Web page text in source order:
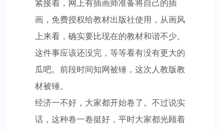
紧接着，网上有插画师准备将自己的插
画，免费授权给教材出版社使用，从画风
上来看，确实要比现在的教材和谐不少。
这件事应该还没完，等等看有没有更大的
瓜吧。前段时间知网被锤，这次人教版教
材被锤。
经济一不好，大家都开始卷了。不过说实
话，这种卷一卷挺好，平时大家都光顾着